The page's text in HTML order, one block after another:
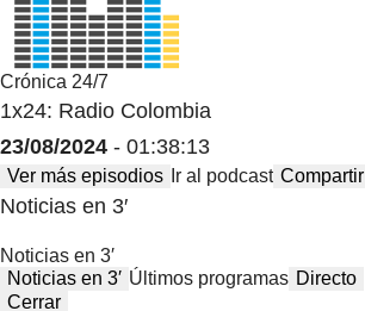
Crónica 24/7
1x24: Radio Colombia
23/08/2024 - 01:38:13
Ver más episodios Ir al podcast Compartir
Noticias en 3′
Noticias en 3′
Noticias en 3′ Últimos programas Directo
Cerrar